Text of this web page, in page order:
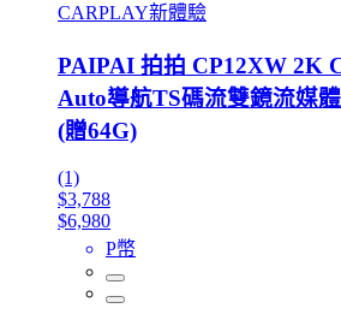
CARPLAY新體驗
PAIPAI 拍拍 CP12XW 2K
Auto導航TS碼流雙鏡流媒
(贈64G)
(1)
$3,788
$6,980
P幣